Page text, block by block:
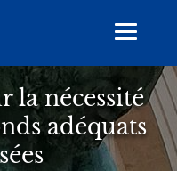
Toggle
la nécessité
adéquats